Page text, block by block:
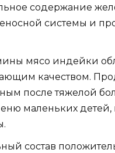
содержание
системы и
мясо индейки
качеством.
после тяжелой
маленьких детей,
состав